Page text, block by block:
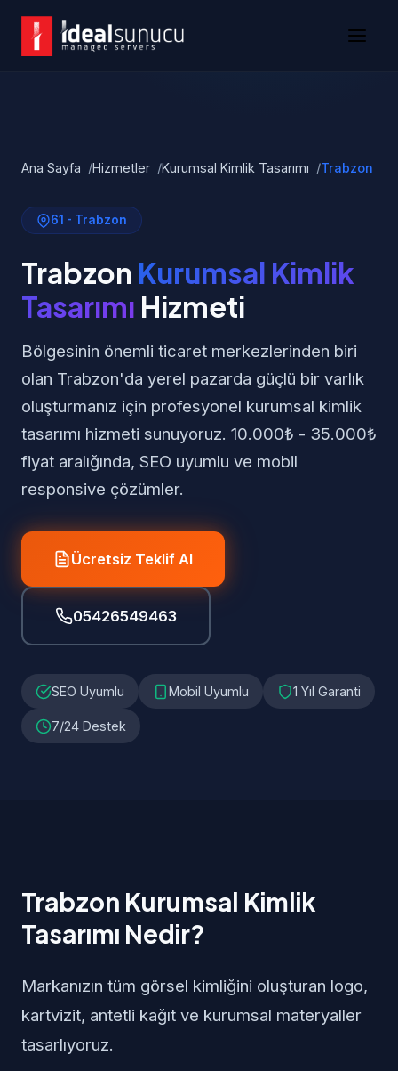
Ana Sayfa Hizmetler Kurumsal Kimlik Tasarımı Trabzon
61 - Trabzon
Trabzon Kurumsal Kimlik
Tasarımı Hizmeti
Bölgesinin önemli ticaret merkezlerinden biri
olan Trabzon'da yerel pazarda güçlü bir varlık
oluşturmanız için profesyonel kurumsal kimlik
tasarımı hizmeti sunuyoruz. 10.000₺ - 35.000₺
fiyat aralığında, SEO uyumlu ve mobil
responsive çözümler.
Ücretsiz Teklif Al
05426549463
SEO Uyumlu Mobil Uyumlu 1 Yıl Garanti
7/24 Destek
Trabzon Kurumsal Kimlik
Tasarımı Nedir?
Markanızın tüm görsel kimliğini oluşturan logo,
kartvizit, antetli kağıt ve kurumsal materyaller
tasarlıyoruz.